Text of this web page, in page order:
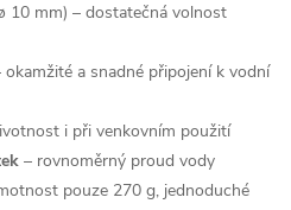
10 mm) – dostatečná volnost
okamžité a snadné připojení k vodní
i při venkovním použití
– rovnoměrný proud vody
pouze 270 g, jednoduché